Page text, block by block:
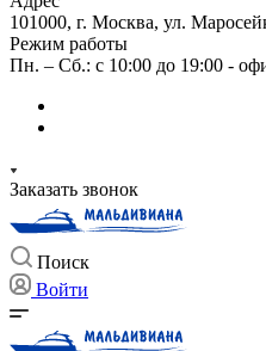
101000, г. Москва, ул.
Режим работы
Пн. – Сб.: с 10:00 до 19:00 -
Заказать звонок
Поиск
Войти